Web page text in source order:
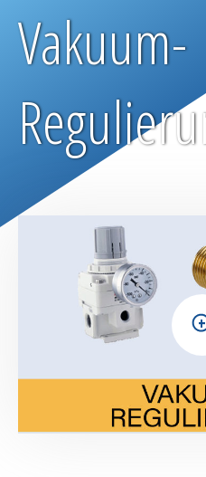
Zubehör Vakuumpressen
Saugvliese |
Trennfolien
Abreißgewebe
Trennmittel
Wärmeschrumpfbare
Wiederverwendbare
Trenngewebe /-papiere
Vakuum-
+